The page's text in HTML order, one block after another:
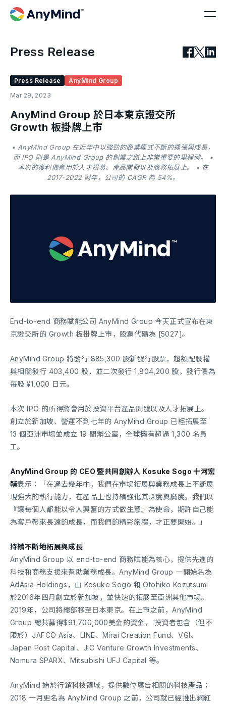
Press Release
Press Release
AnyMind Group
Mar 29, 2023
AnyMind Group 於日本東京證交所
Growth 板掛牌上市
• AnyMind Group 在近年中以強勁的商業模式不斷的擴張與成長，
而 IPO 則是 AnyMind Group 的創業之路上非常重要的里程碑。 •
本次的獲利機會用於人才招募、產品開發以及商務拓展上。 • 在
2017-2022 財年，公司的 CAGR 為 54%。
End-to-end 商務賦能公司 AnyMind Group 今天正式宣布在東
京證交所的 Growth 板掛牌上市，股票代碼為 [5027]。
AnyMind Group 將發行 885,300 股新發行股票，超額配股權
與相關發行 403,400 股，並二次發行 1,804,200 股，發行價為
每股 ¥1,000 日元。
本次 IPO 的所得將會用於投資平台產品開發以及人才拓展上。
創立於新加坡、營運不到七年的 AnyMind Group 已經拓展至
13 個亞洲市場並成立 19 間辦公室，全球擁有超過 1,300 名員
工。
AnyMind Group 的 CEO 暨共同創辦人 Kosuke Sogo 十河宏
輔表示：「在過去幾年中，我們在市場拓展與業務成長上不斷展
現強大的執行能力，在產品上也持續強化其深度與廣度。我們以
『讓每個人都能以令人興奮的方式做生意』為使命，期許自己能
為客戶帶來長遠的成長，而我們的精彩旅程，才正要開始。」
持續不斷地拓展與成長
AnyMind Group 以 end-to-end 商務賦能為核心，提供先進的
科技和商務支援來幫助業務成長。AnyMind Group 一開始名為
AdAsia Holdings，由 Kosuke Sogo 和 Otohiko Kozutsumi
於2016年四月創立於新加坡，並快速的拓展至亞洲其他市場。
2019年，公司將總部移至日本東京。在上市之前，AnyMind
Group 總共募得$91,700,000美金的資金， 投資者包含（但不
限於）JAFCO Asia、LINE、Mirai Creation Fund、VGI、
Japan Post Capital、JIC Venture Growth Investments、
Nomura SPARX、Mitsubishi UFJ Capital 等。
AnyMind 始於行銷科技領域，提供數位廣告相關的科技產品；
2018 一月更名為 AnyMind Group 之前，公司就已經推出網紅